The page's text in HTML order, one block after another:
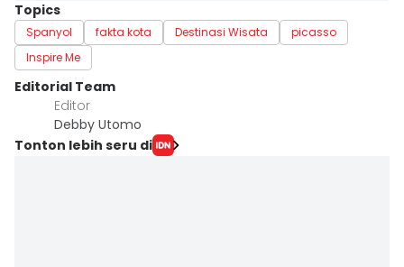
Topics
Spanyol fakta kota Destinasi Wisata
picasso
Inspire Me
Editorial Team
Editor
Debby Utomo
Tonton lebih seru di